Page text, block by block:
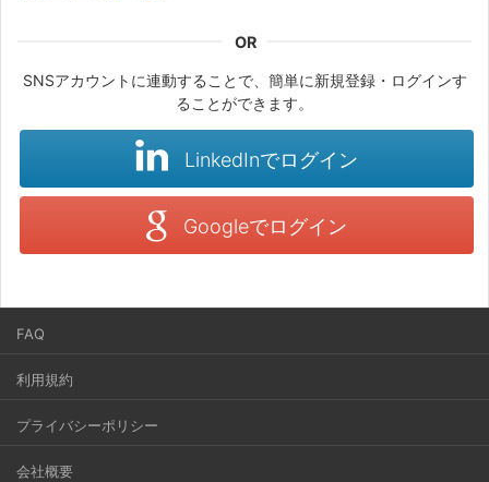
SNSアカウントに連動することで、簡単に新規登録・ログインす
ることができます。
LinkedInでログイン
Googleでログイン
FAQ
利用規約
プライバシーポリシー
会社概要